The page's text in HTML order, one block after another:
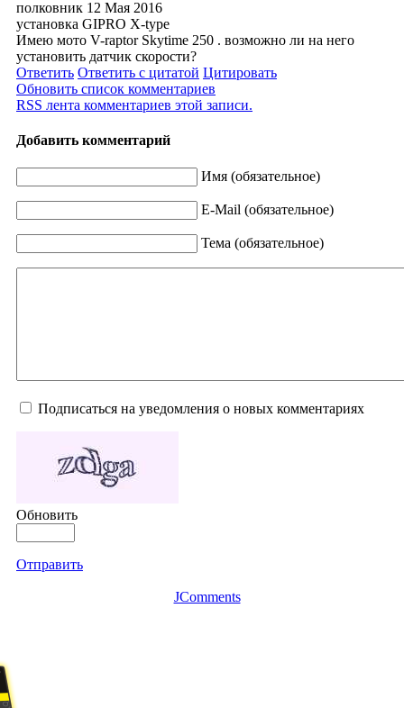
полковник 12 Мая 2016
установка GIPRO X-type
Имею мото V-raptor Skytime 250 . возможно ли на него
установить датчик скорости?
Ответить Ответить с цитатой Цитировать
Обновить список комментариев
RSS лента комментариев этой записи.
Добавить комментарий
Имя (обязательное)
E-Mail (обязательное)
Тема (обязательное)
Подписаться на уведомления о новых комментариях
Обновить
Отправить
JComments